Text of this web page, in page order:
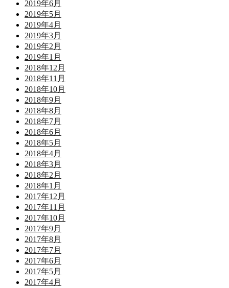
2019年6月
2019年5月
2019年4月
2019年3月
2019年2月
2019年1月
2018年12月
2018年11月
2018年10月
2018年9月
2018年8月
2018年7月
2018年6月
2018年5月
2018年4月
2018年3月
2018年2月
2018年1月
2017年12月
2017年11月
2017年10月
2017年9月
2017年8月
2017年7月
2017年6月
2017年5月
2017年4月